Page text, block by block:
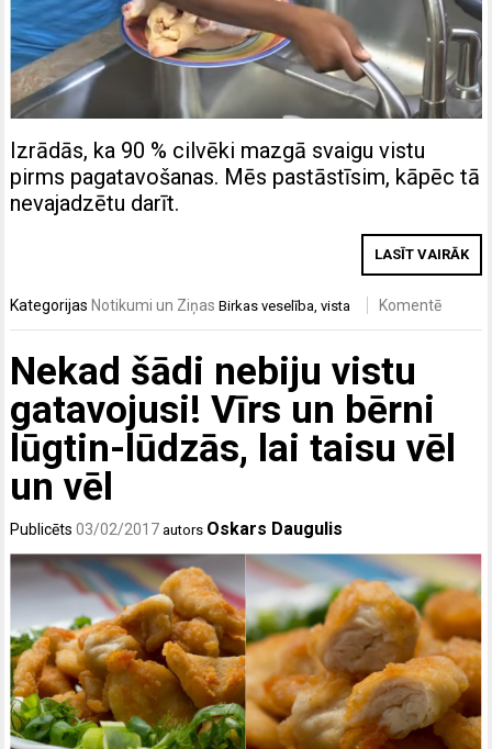
Izrādās, ka 90 % cilvēki mazgā svaigu vistu
pirms pagatavošanas. Mēs pastāstīsim, kāpēc tā
nevajadzētu darīt.
LASĪT VAIRĀK
Kategorijas Notikumi un Ziņas Birkasveselība,vista Komentē
Nekad šādi nebiju vistu
gatavojusi! Vīrs un bērni
lūgtin-lūdzās, lai taisu vēl
un vēl
Publicēts03/02/2017 autors Oskars Daugulis